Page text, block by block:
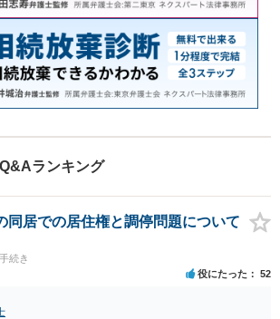
ランキング
同居での居住権と調停問題について
続き
役にたった 52